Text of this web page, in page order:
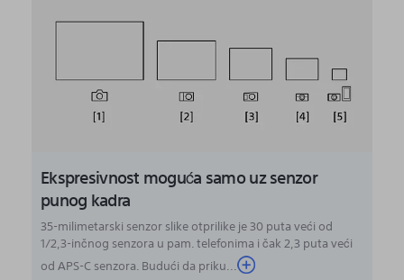
Ekspresivnost moguća samo uz senzor
punog kadra
35-milimetarski senzor slike otprilike je 30 puta veći od
1/2,3-inčnog senzora u pam. telefonima i čak 2,3 puta veći
od APS-C senzora. Budući da priku...